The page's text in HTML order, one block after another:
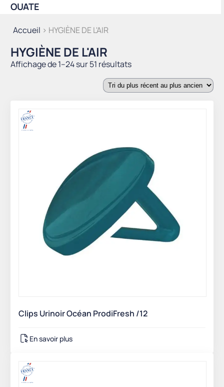
Accueil > HYGIÈNE DE L'AIR
HYGIÈNE DE L'AIR
Affichage de 1–24 sur 51 résultatsTrié
du
plus
Clips Urinoir Océan ProdiFresh /12
En savoir plus
OUATE